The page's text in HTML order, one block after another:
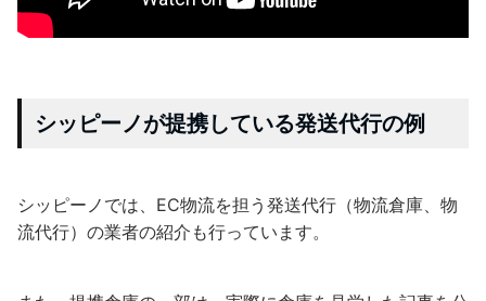
シッピーノが提携している発送代行の例
シッピーノでは、EC物流を担う発送代行（物流倉庫、物
流代行）の業者の紹介も行っています。